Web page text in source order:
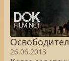
26.06.2013